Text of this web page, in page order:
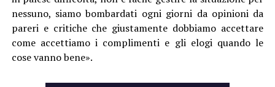
nessuno, siamo bombardati ogni giorni da opinioni da
pareri e critiche che giustamente dobbiamo accettare
come accettiamo i complimenti e gli elogi quando le
cose vanno bene».